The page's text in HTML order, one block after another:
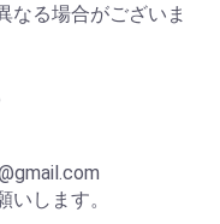
なる場合がございま
します。